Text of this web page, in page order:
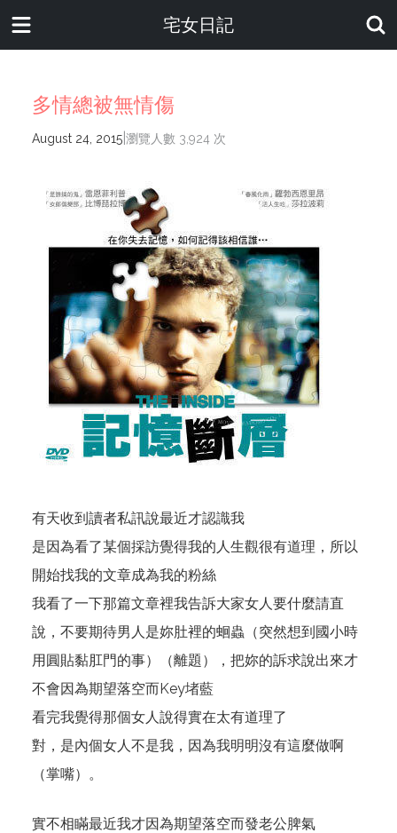
宅女日記
多情總被無情傷
August 24, 2015 瀏覽人數 3,924 次
有天收到讀者私訊說最近才認識我
是因為看了某個採訪覺得我的人生觀很有道理，所以
開始找我的文章成為我的粉絲
我看了一下那篇文章裡我告訴大家女人要什麼請直
說，不要期待男人是妳肚裡的蛔蟲（突然想到國小時
用圓貼黏肛門的事）（離題），把妳的訴求說出來才
不會因為期望落空而Key堵藍
看完我覺得那個女人說得實在太有道理了
對，是內個女人不是我，因為我明明沒有這麼做啊
（掌嘴）。
實不相瞞最近我才因為期望落空而發老公脾氣